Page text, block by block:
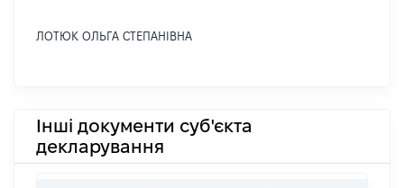
ЛОТЮК ОЛЬГА СТЕПАНІВНА
Інші документи суб'єкта
декларування